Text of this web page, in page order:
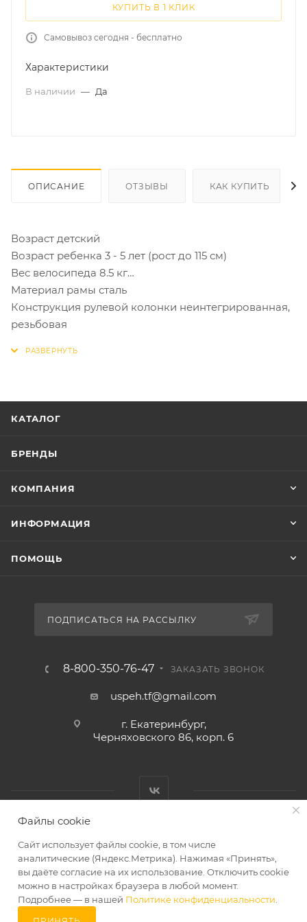
КУПИТЬ В 1 КЛИК
Самовывоз сегодня - бесплатно
Характеристики
В наличии — Да
ОПИСАНИЕ ОТЗЫВЫ КАК КУПИТЬ
Возраст детский
Возраст ребенка 3 - 5 лет (рост до 115 см)
Вес велосипеда 8.5 кг
Материал рамы сталь
Конструкция рулевой колонки неинтегрированная,
резьбовая
Звонок есть
Защита цепи есть
КАТАЛОГ
БРЕНДЫ
КОМПАНИЯ
ИНФОРМАЦИЯ
ПОМОЩЬ
ПОДПИСАТЬСЯ НА РАССЫЛКУ
8-800-350-76-47 ЗАКАЗАТЬ ЗВОНОК
uspeh.tf@gmail.com
г. Екатеринбург,
Черняховского 86, корп. 6​
2026 © ТД «Успех»
Файлы cookie
Сайт использует файлы cookie, в том числе
аналитические (Яндекс.Метрика). Нажимая «Принять»,
вы даёте согласие на их использование. Отключить cookie
можно в настройках браузера в любой момент.
Подробнее — в нашей Политике конфиденциальности